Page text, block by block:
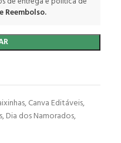
Reembolso.
,Canva Editáveis,
,Dia dos Namorados,